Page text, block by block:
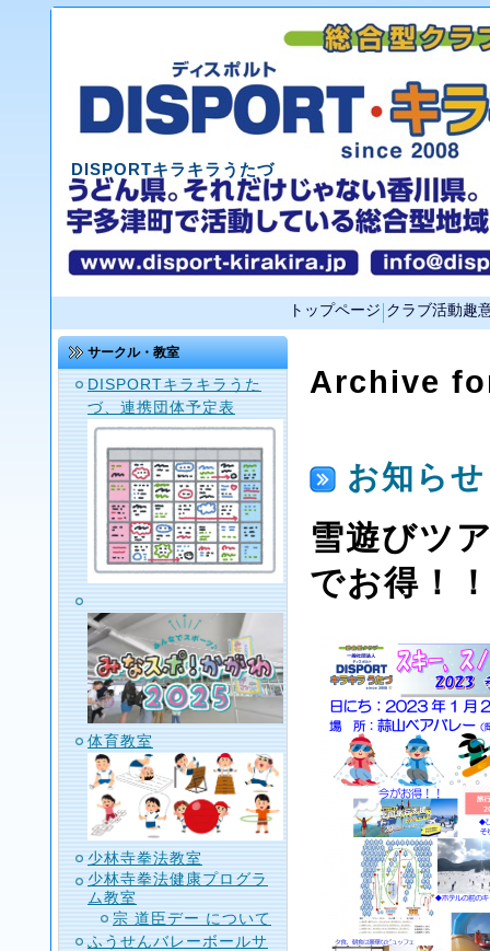
DISPORTキラキラうたづ
トップページ クラブ活動趣
サークル・教室
DISPORTキラキラうた
づ、連携団体予定表
体育教室
少林寺拳法教室
少林寺拳法健康プログラ
ム教室
宗 道臣デー について
ふうせんバレーボールサ
Archive
お知らせ
雪遊びツ
でお得！